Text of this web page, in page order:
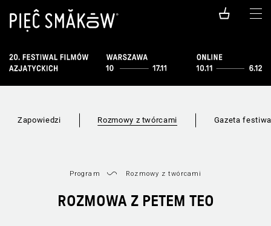
Zapowiedzi Rozmowy z twórcami Gazeta
Program Rozmowy z twórcami
ROZMOWA Z PETEM TEO